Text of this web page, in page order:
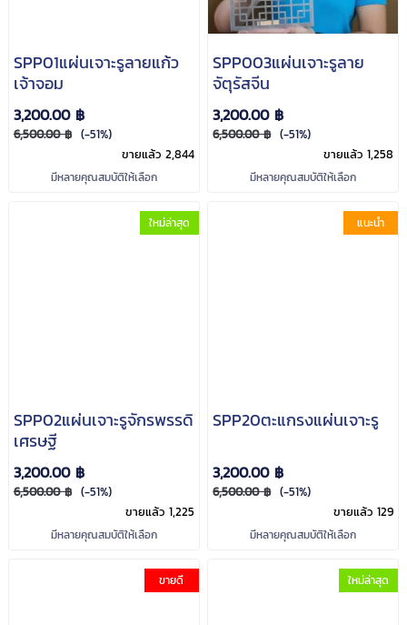
SPP01แผ่นเจาะรูลายแก้ว
เจ้าจอม
3,200.00 ฿
6,500.00 ฿ (-51%)
ขายแล้ว 2,844
มีหลายคุณสมบัติให้เลือก
SPP003แผ่นเจาะรูลาย
จัตุรัสจีน
3,200.00 ฿
6,500.00 ฿ (-51%)
ขายแล้ว 1,258
มีหลายคุณสมบัติให้เลือก
ใหม่ล่าสุด
SPP02แผ่นเจาะรูจักรพรรดิ
เศรษฐี
3,200.00 ฿
6,500.00 ฿ (-51%)
ขายแล้ว 1,225
มีหลายคุณสมบัติให้เลือก
แนะนำ
SPP20ตะแกรงแผ่นเจาะรู
3,200.00 ฿
6,500.00 ฿ (-51%)
ขายแล้ว 129
มีหลายคุณสมบัติให้เลือก
ขายดี ใหม่ล่าสุด